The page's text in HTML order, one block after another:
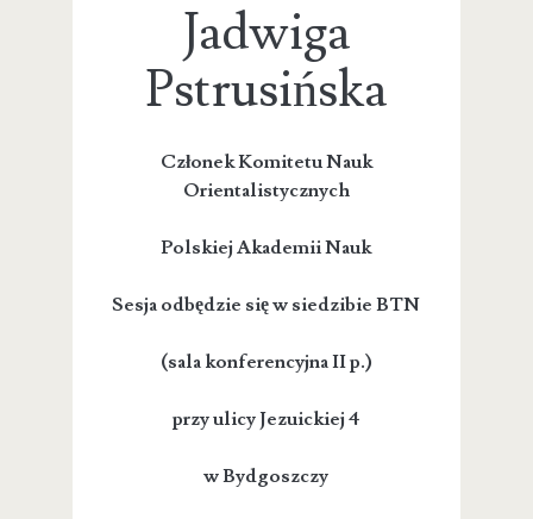
Jadwiga
Pstrusińska
Członek Komitetu Nauk
Orientalistycznych
Polskiej Akademii Nauk
Sesja odbędzie się w siedzibie BTN
(sala konferencyjna II p.)
przy ulicy Jezuickiej 4
w Bydgoszczy